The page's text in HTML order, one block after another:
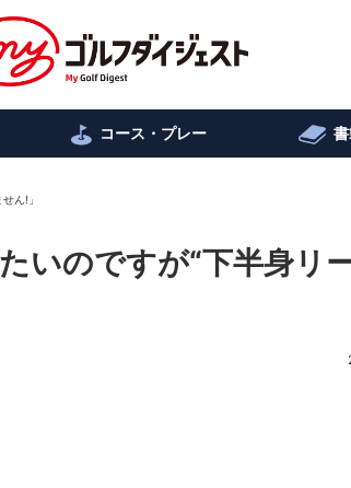
コース・プレー
ん!」
いのですが“下半身リ